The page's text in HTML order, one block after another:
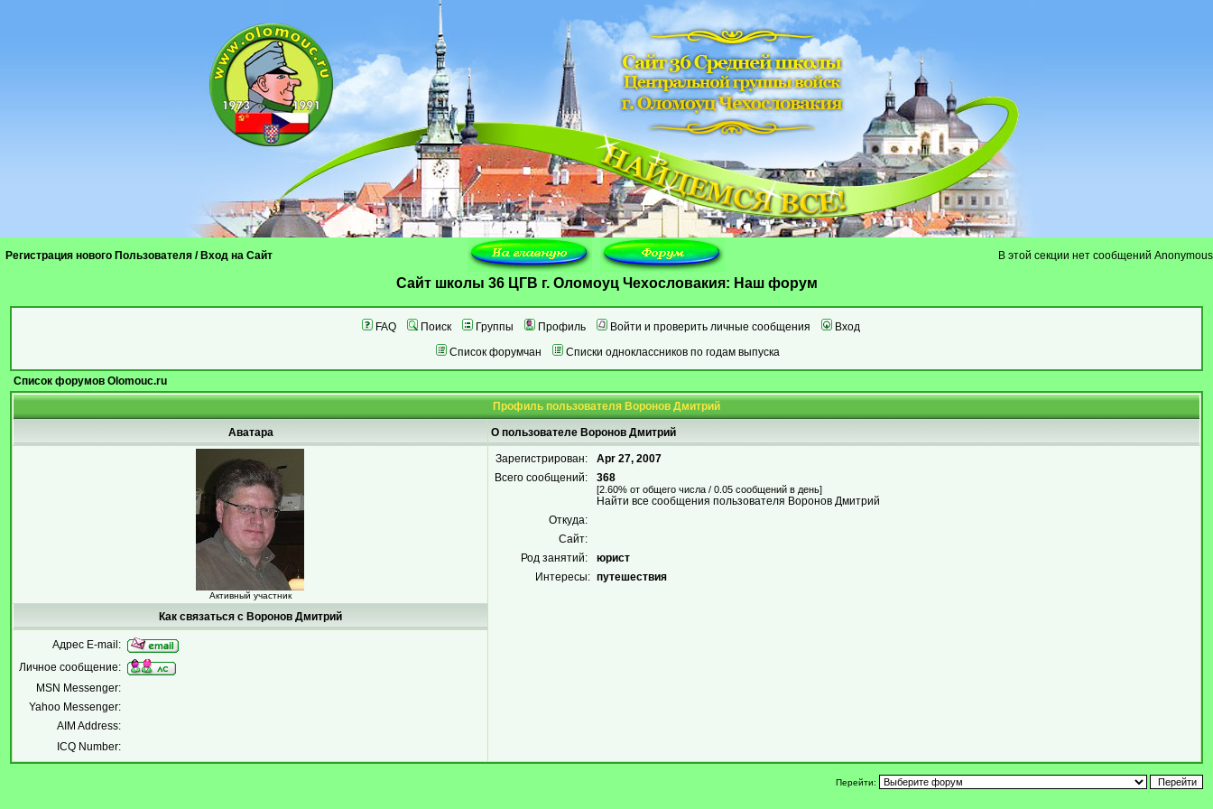
Регистрация нового Пользователя / Вход на Сайт В этой секции нет сообщений Anonymous
Cайт школы 36 ЦГВ г. Оломоуц Чехословакия: Наш форум
FAQ Поиск Группы Профиль Войти и проверить личные сообщения
Вход
Список форумчан
Списки одноклассников по годам выпуска
Список форумов Olomouc.ru
Профиль пользователя Воронов Дмитрий
Аватара О пользователе Воронов Дмитрий
Активный участник
Зарегистрирован:
Apr 27, 2007
Всего сообщений:
368
[2.60% от общего числа / 0.05 сообщений в день]
Найти все сообщения пользователя Воронов Дмитрий
Откуда:
Сайт:
Род занятий:
юрист
Интересы: путешествия
Как связаться с Воронов Дмитрий
Адрес E-mail:
Личное сообщение:
MSN Messenger:
Yahoo Messenger:
AIM Address:
ICQ Number:
Перейти: